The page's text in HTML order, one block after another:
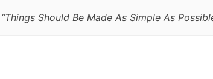
“Things Should Be Made As Simple As